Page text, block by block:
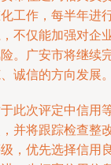
工作，每半年进
不仅能加强对企
。广安市将继续
诚信的方向发展。
此次评定中信用
并将跟踪检查整
，优先选择信用